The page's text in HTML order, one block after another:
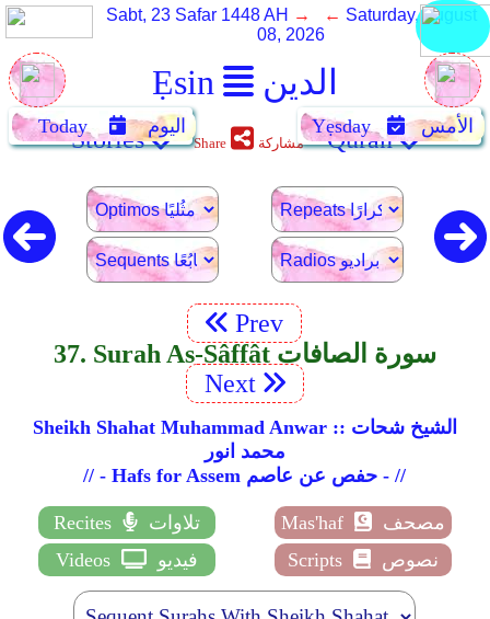
Ẹsin الدين
Sabt, 23 Safar 1448 AH → ← Saturday, August
08, 2026
Today اليوم Yẹsday الأمس Stories Share مشاركة Quran
Prev
37. Surah As-Sâffât سورة الصافات
Next
Sheikh Shahat Muhammad Anwar :: الشيخ شحات
محمد انور
// - Hafs for Assem حفص عن عاصم - //
Recites تلاوات Mas'haf
مصحف
Videos
فيديو Scripts نصوص